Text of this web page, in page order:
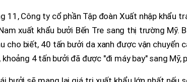
11, Công ty cổ phần Tập đoàn Xuất nhập khẩu
xuất khẩu bưởi Bến Tre sang thị trường Mỹ.
cho biết, 40 tấn bưởi da xanh được vận chuyển
khoảng 4 tấn bưởi đã được "đi máy bay" sang Mỹ,